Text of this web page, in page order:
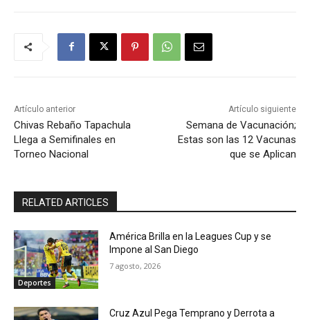
Artículo anterior
Chivas Rebaño Tapachula
Llega a Semifinales en
Torneo Nacional
Artículo siguiente
Semana de Vacunación;
Estas son las 12 Vacunas
que se Aplican
RELATED ARTICLES
Deportes
América Brilla en la Leagues Cup y se
Impone al San Diego
7 agosto, 2026
Cruz Azul Pega Temprano y Derrota a